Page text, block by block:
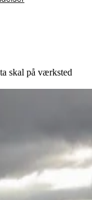
skal på værksted